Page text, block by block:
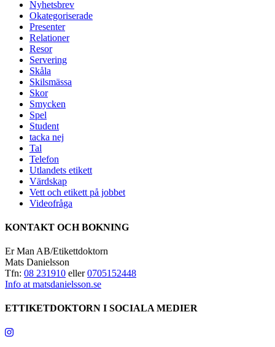
Nyhetsbrev
Okategoriserade
Presenter
Relationer
Resor
Servering
Skåla
Skilsmässa
Skor
Smycken
Spel
Student
tacka nej
Tal
Telefon
Utlandets etikett
Värdskap
Vett och etikett på jobbet
Videofråga
KONTAKT OCH BOKNING
Er Man AB/Etikettdoktorn
Mats Danielsson
Tfn: 08 231910 eller0705152448
Info at matsdanielsson.se
ETTIKETDOKTORN I SOCIALA MEDIER